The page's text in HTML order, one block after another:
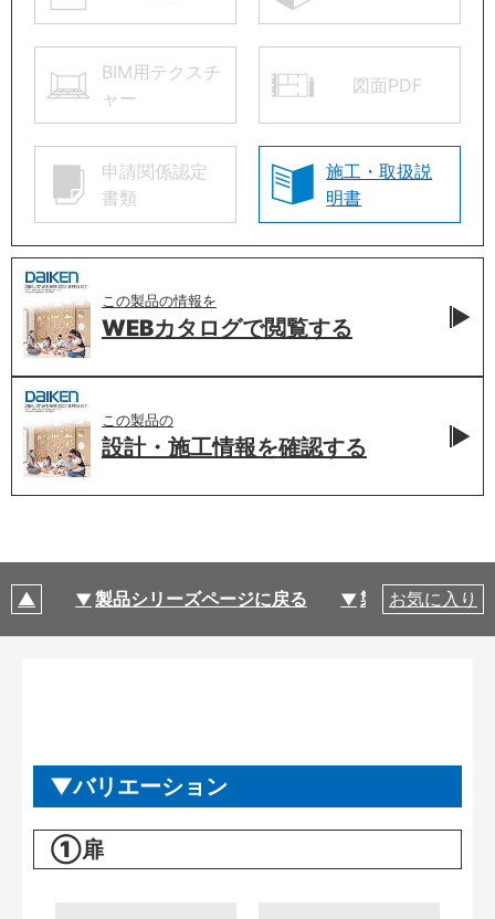
BIM用テクスチ
ャー
図面PDF
申請関係認定
書類
施工・取扱説
明書
この製品の情報を
WEBカタログで閲覧する
この製品の
設計・施工情報を確認する
製品シリーズページに戻る 製品仕様
お気に入り
バリエーション
①扉